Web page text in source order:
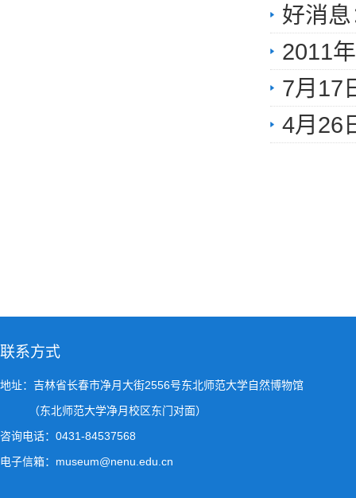
好消
2011
7月17
4月26
联系方式
地址：吉林省长春市净月大街2556号东北师范大学自然博物馆
（东北师范大学净月校区东门对面）
咨询电话：0431-84537568
电子信箱：museum@nenu.edu.cn